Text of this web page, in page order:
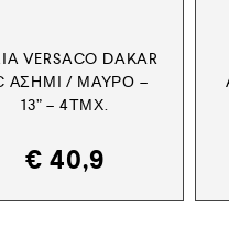
VERSACO DAKAR
ΑΣΗΜΊ / ΜΑΎΡΟ –
13” – 4ΤΜΧ.
€ 40,9